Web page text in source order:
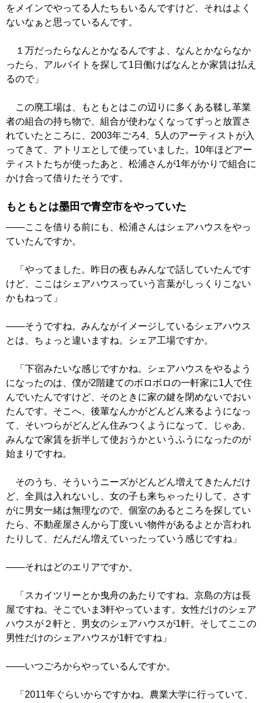
をメインでやってる人たちもいるんですけど、それはよく
ないなぁと思っているんです。
１万だったらなんとかなるんですよ、なんとかならなか
ったら、アルバイトを探して1日働けばなんとか家賃は払え
るので」
この廃工場は、もともとはこの辺りに多くある鞣し革業
者の組合の持ち物で、組合が使わなくなってずっと放置さ
れていたところに、2003年ごろ4、5人のアーティストが入
ってきて、アトリエとして使っていました。10年ほどアー
ティストたちが使ったあと、松浦さんが1年がかりで組合に
かけ合って借りたそうです。
もともとは墨田で青空市をやっていた
――ここを借りる前にも、松浦さんはシェアハウスをやっ
ていたんですか。
「やってました。昨日の夜もみんなで話していたんです
けど、ここはシェアハウスっていう言葉がしっくりこない
かもねって」
――そうですね。みんながイメージしているシェアハウス
とは、ちょっと違いますね。シェア工場ですか。
「下宿みたいな感じですかね。シェアハウスをやるよう
になったのは、僕が2階建てのボロボロの一軒家に1人で住
んでいたんですけど、そのときに家の鍵を閉めないでおい
たんです。そこへ、後輩なんかがどんどん来るようになっ
て、そいつらがどんどん住みつくようになって、じゃあ、
みんなで家賃を折半して使おうかというふうになったのが
始まりですね。
そのうち、そういうニーズがどんどん増えてきたんだけ
ど、全員は入れないし、女の子も来ちゃったりして、さす
がに男女一緒は無理なので、個室のあるところを探してい
たら、不動産屋さんから丁度いい物件があるよとか言われ
たりして、だんだん増えていったっていう感じですね」
――それはどのエリアですか。
「スカイツリーとか曳舟のあたりですね。京島の方は長
屋ですね。そこでいま3軒やっています。女性だけのシェア
ハウスが２軒と、男女のシェアハウスが1軒。そしてここの
男性だけのシェアハウスが1軒ですね」
――いつごろからやっているんですか。
「2011年ぐらいからですかね。農業大学に行っていて、